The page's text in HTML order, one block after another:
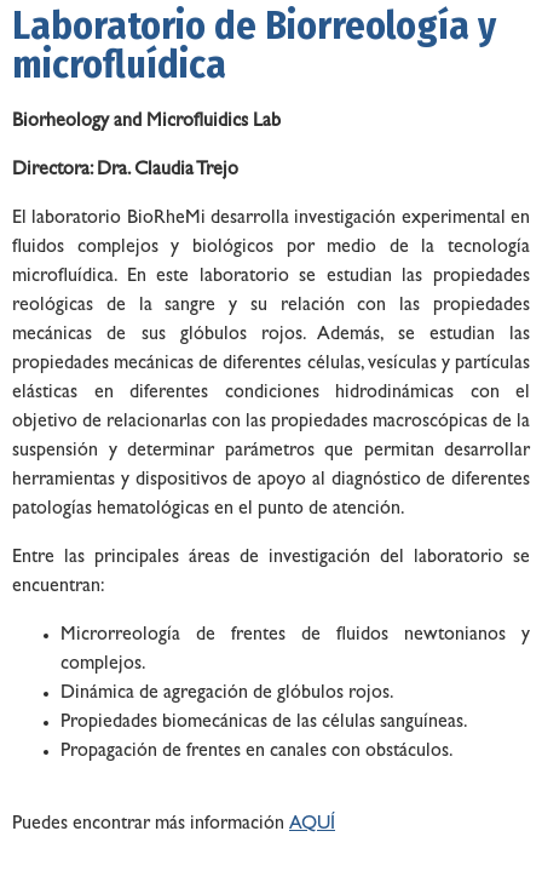
Laboratorio de Biorreología y
microfluídica
Biorheology and Microfluidics Lab
Directora: Dra. Claudia Trejo
El laboratorio BioRheMi desarrolla investigación experimental en
fluidos complejos y biológicos por medio de la tecnología
microfluídica. En este laboratorio se estudian las propiedades
reológicas de la sangre y su relación con las propiedades
mecánicas de sus glóbulos rojos. Además, se estudian las
propiedades mecánicas de diferentes células, vesículas y partículas
elásticas en diferentes condiciones hidrodinámicas con el
objetivo de relacionarlas con las propiedades macroscópicas de la
suspensión y determinar parámetros que permitan desarrollar
herramientas y dispositivos de apoyo al diagnóstico de diferentes
patologías hematológicas en el punto de atención.
Entre las principales áreas de investigación del laboratorio se
encuentran:
Microrreología de frentes de fluidos newtonianos y
complejos.
Dinámica de agregación de glóbulos rojos.
Propiedades biomecánicas de las células sanguíneas.
Propagación de frentes en canales con obstáculos.
Puedes encontrar más información AQUÍ